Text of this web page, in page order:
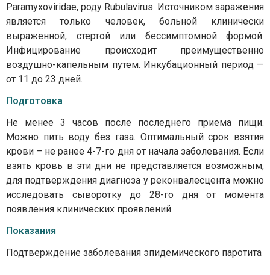
Paramyxoviridae, роду Rubulavirus. Источником заражения
является только человек, больной клинически
выраженной, стертой или бессимптомной формой.
Инфицирование происходит преимущественно
воздушно-капельным путем. Инкубационный период —
от 11 до 23 дней.
Подготовка
Не менее 3 часов после последнего приема пищи.
Можно пить воду без газа. Оптимальный срок взятия
крови – не ранее 4-7-го дня от начала заболевания. Если
взять кровь в эти дни не представляется возможным,
для подтверждения диагноза у реконвалесцента можно
исследовать сыворотку до 28-го дня от момента
появления клинических проявлений.
Показания
Подтверждение заболевания эпидемического паротита